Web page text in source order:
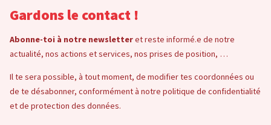
Gardons le contact !
Abonne-toi à notre newsletteret reste informé.e de notre
actualité, nos actions et services, nos prises de position, …
Il te sera possible, à tout moment, de modifier tes coordonnées ou
de te désabonner, conformément à notre politique de confidentialité
et de protection des données.